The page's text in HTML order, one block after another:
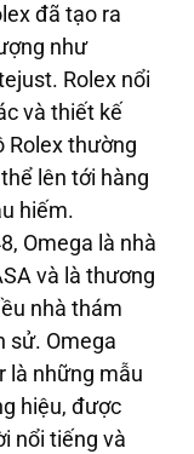
đã tạo ra
như
Rolex nổi
và thiết kế
Rolex thường
lên tới hàng
hiếm.
Omega là nhà
và là thương
nhà thám
sử. Omega
là những mẫu
hiệu, được
nổi tiếng và